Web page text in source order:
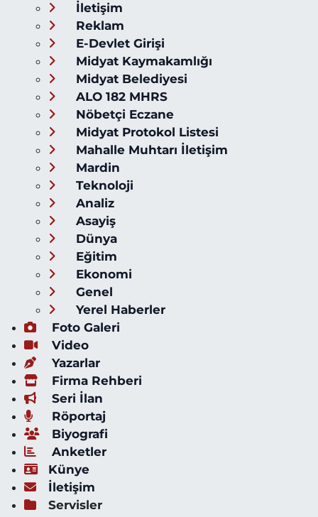
İletişim
Reklam
E-Devlet Girişi
Midyat Kaymakamlığı
Midyat Belediyesi
ALO 182 MHRS
Nöbetçi Eczane
Midyat Protokol Listesi
Mahalle Muhtarı İletişim
Mardin
Teknoloji
Analiz
Asayiş
Dünya
Eğitim
Ekonomi
Genel
Yerel Haberler
Foto Galeri
Video
Yazarlar
Firma Rehberi
Seri İlan
Röportaj
Biyografi
Anketler
Künye
İletişim
Servisler